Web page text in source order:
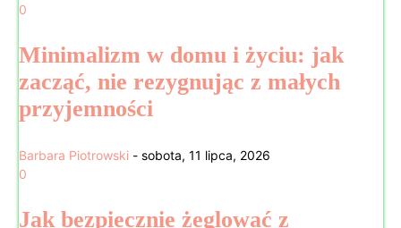
0
Minimalizm w domu i życiu: jak
zacząć, nie rezygnując z małych
przyjemności
Barbara Piotrowski - sobota, 11 lipca, 2026
0
Jak bezpiecznie żeglować z